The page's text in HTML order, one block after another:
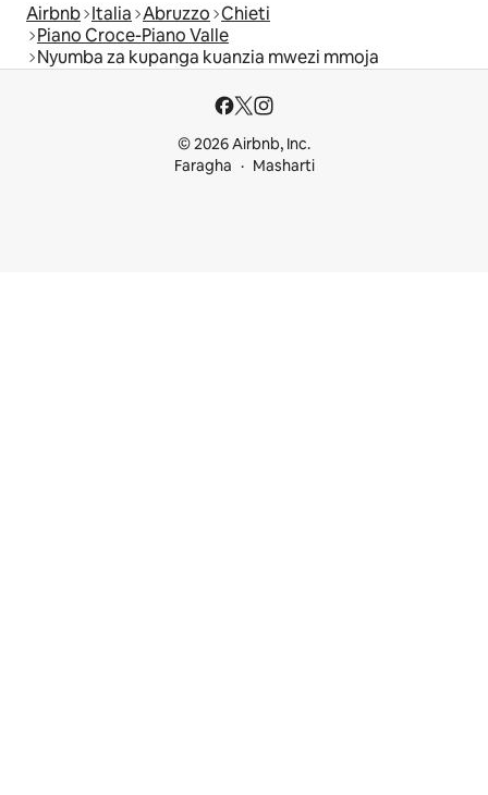
Airbnb Italia Abruzzo Chieti
Piano Croce-Piano Valle
Nyumba za kupanga kuanzia mwezi mmoja
© 2026 Airbnb, Inc.
Faragha
Masharti